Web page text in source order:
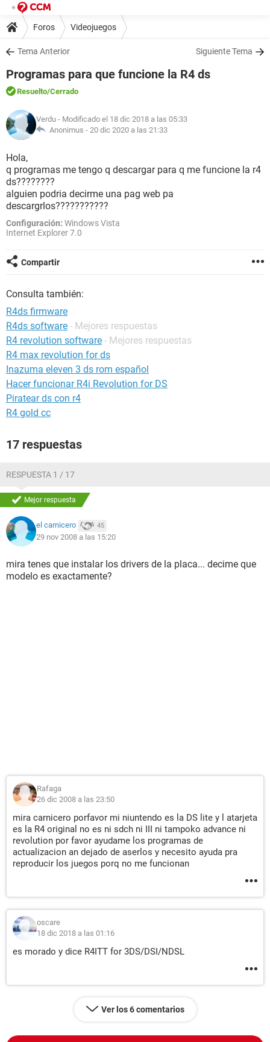
Foros Videojuegos
Tema Anterior Siguiente Tema
Programas para que funcione la R4 ds
Resuelto/Cerrado
Verdu - Modificado el 18 dic 2018 a las 05:33
Anonimus - 20 dic 2020 a las 21:33
Hola,
q programas me tengo q descargar para q me funcione la r4
ds????????
alguien podria decirme una pag web pa
descargrlos???????????
Configuración: Windows Vista
Internet Explorer 7.0
Compartir
Consulta también:
R4ds firmware
R4ds software - Mejores respuestas
R4 revolution software - Mejores respuestas
R4 max revolution for ds
Inazuma eleven 3 ds rom español
Hacer funcionar R4i Revolution for DS
Piratear ds con r4
R4 gold cc
17 respuestas
RESPUESTA 1 / 17
Mejor respuesta
el carnicero 45
29 nov 2008 a las 15:20
mira tenes que instalar los drivers de la placa... decime que
modelo es exactamente?
Rafaga
26 dic 2008 a las 23:50
mira carnicero porfavor mi niuntendo es la DS lite y l atarjeta
es la R4 original no es ni sdch ni III ni tampoko advance ni
revolution por favor ayudame los programas de
actualizacion an dejado de aserlos y necesito ayuda pra
reproducir los juegos porq no me funcionan
oscare
18 dic 2018 a las 01:16
es morado y dice R4ITT for 3DS/DSI/NDSL
Ver los 6 comentarios